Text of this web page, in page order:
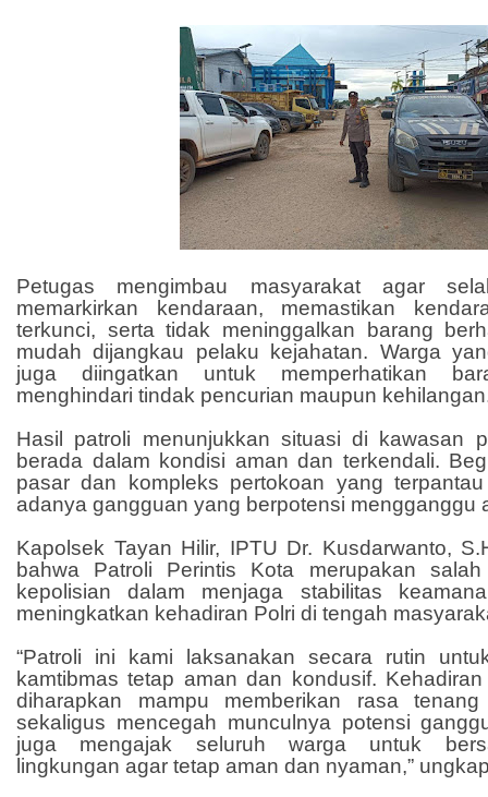
Petugas mengimbau masyarakat agar
memarkirkan kendaraan, memastikan
terkunci, serta tidak meninggalkan barang
mudah dijangkau pelaku kejahatan. Warga
juga diingatkan untuk memperhatikan
menghindari tindak pencurian maupun
Hasil patroli menunjukkan situasi di kawasan
berada dalam kondisi aman dan terkendali.
pasar dan kompleks pertokoan yang
adanya gangguan yang berpotensi mengganggu
Kapolsek Tayan Hilir, IPTU Dr. Kusdarwanto,
bahwa Patroli Perintis Kota merupakan
kepolisian dalam menjaga stabilitas
meningkatkan kehadiran Polri di tengah
“Patroli ini kami laksanakan secara rutin
kamtibmas tetap aman dan kondusif.
diharapkan mampu memberikan rasa
sekaligus mencegah munculnya potensi
juga mengajak seluruh warga untuk
lingkungan agar tetap aman dan nyaman,”